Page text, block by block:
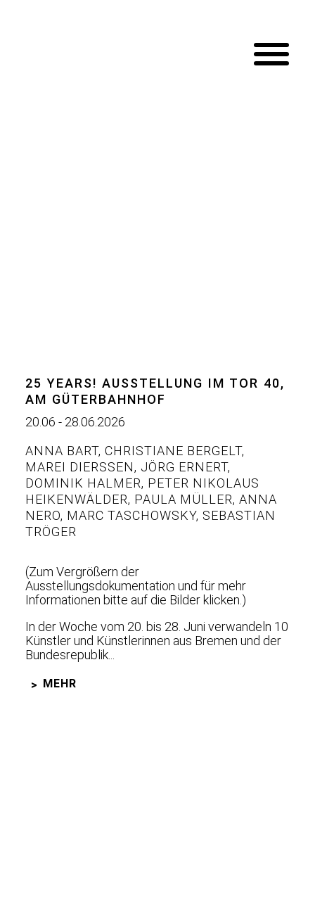
25 YEARS! AUSSTELLUNG IM TOR 40,
AM GÜTERBAHNHOF
20.06 - 28.06.2026
ANNA BART, CHRISTIANE BERGELT,
MAREI DIERSSEN
, JÖRG ERNERT,
DOMINIK HALMER, PETER NIKOLAUS
HEIKENWÄLDER, PAULA MÜLLER, ANNA
NERO, MARC TASCHOWSKY, SEBASTIAN
TRÖGER
(Zum Vergrößern der
Ausstellungsdokumentation und für mehr
Informationen bitte auf die Bilder klicken.)
In der Woche vom 20. bis 28. Juni verwandeln 10
Künstler und Künstlerinnen aus Bremen und der
Bundesrepublik...
MEHR